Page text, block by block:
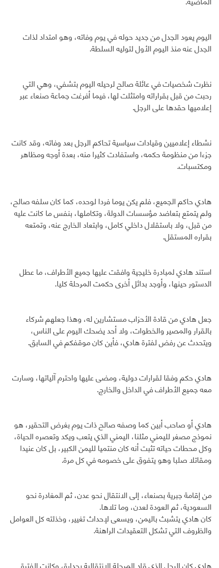
اليوم يعود الجدل من جديد حوله في يوم وفاته، وهو امتداد لذات
الجدل عنه منذ اليوم الأول لتوليه السلطة.
نظرت شخصيات في عائلة صالح لرحيله اليوم بتشفي، وهي التي
رحبت من قبل بقراراته وامتثلت لها، فيما أفرغت جماعة صنعاء عبر
إعلاميها حقدها على الرجل.
نشطاء إعلاميين وقيادات سياسية تحاكم الرجل بعد وفاته، وقد كانت
جزءا من منظومة حكمه، واستفادت كثيرا منه، بعدة أوجه ومظاهر
ومكتسبات.
هادي حاكم الجميع، فلم يكن يوما فردا لوحده، كما كان سلفه صالح،
ولم يتمتع بتعاضد مؤسسات الدولة، وتكاملها، بنفس ما كانت عليه
من قبل، ولا باستقلال داخلي كامل، وابتعاد الخارج عنه، وتمتعه
بقراره المستقل.
استند هادي لمبادرة خليجية وافقت عليها جميع الأطراف، ما عطل
الدستور حينها، وأوجد بدائل أخرى حكمت المرحلة كليا.
جعل هادي من قادة الأحزاب مستشارين له، وهذا جعلهم شركاء
بالقرار والمصير والخطوات، ولا أحد يضحك اليوم على الناس،
ويتحدث عن رفض لفترة هادي، فأين كان موقفكم في السابق.
هادي حكم وفقا لقرارات دولية، ومضى عليها واحترم آلياتها، وسارت
معه جميع الأطراف في الداخل والخارج.
هادي أو صاحب أبين كما وصفه صالح ذات يوم بغرض التحقير، هو
نموذج مصغر لليمني مثلنا، اليمني الذي يتعب ويكد وتعصره الحياة،
وكل محطات حياته تثبت أنه كان منتميا لليمن الكبير، بل كان عنيدا
ومقاتلا صلبا وهو يتفوق على خصومه في كل مرة.
من إقامة جبرية بصنعاء، إلى الانتقال نحو عدن، ثم المغادرة نحو
السعودية، ثم العودة لعدن، وما تلاها.
كان هادي يتشبث باليمن، ويسعى لإحداث تغيير، وخذلته كل العوامل
والظروف التي تشكل التعقيدات الراهنة.
هادي كان الرجل الذي قاد المرحلة الانتقالية بجدارة، وكانت الفترة